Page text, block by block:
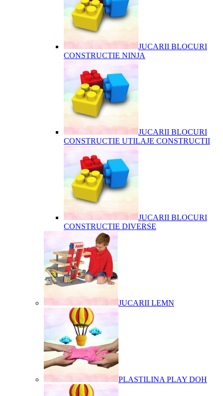
JUCARII BLOCURI
CONSTRUCTIE NINJA
JUCARII BLOCURI
CONSTRUCTIE UTILAJE CONSTRUCTII
JUCARII BLOCURI
CONSTRUCTIE DIVERSE
JUCARII LEMN
PLASTILINA PLAY DOH